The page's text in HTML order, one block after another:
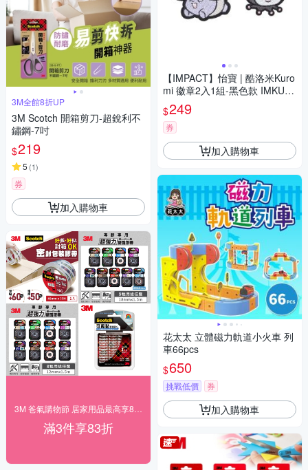
3M全館8折UP
3M Scotch 開箱剪刀-超銳利不
鏽鋼-7吋
$219
5 (1)
券
加入購物車
滿3件享83折
【IMPACT】怡寶 | 酷洛米Kuro
mi 徽章2入1組-黑色款 IMKUL0
5BK
$249
券
加入購物車
花太太 立體磁力軌道小火車 列
車66pcs
$650
挑戰低價 券
加入購物車